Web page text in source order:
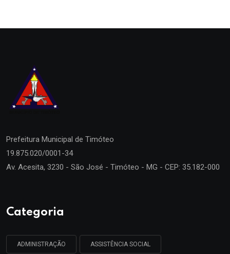
Prefeitura Municipal de Timóteo
19.875.020/0001-34
Av. Acesita, 3230 - São José - Timóteo - MG - CEP: 35.182-000
Categoria
ADMINISTRAÇÃO ASSISTÊNCIA SOCIAL